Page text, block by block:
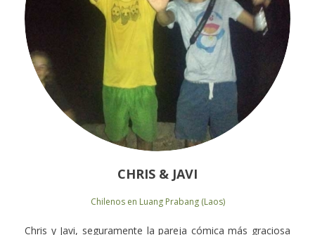
CHRIS & JAVI
Chilenos en Luang Prabang (Laos)
Chris y Javi, seguramente la pareja cómica más graciosa